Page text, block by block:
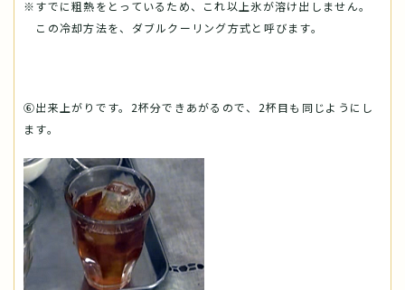
※すでに粗熱をとっているため、これ以上氷が溶け出しません。
この冷却方法を、ダブルクーリング方式と呼びます。
⑥出来上がりです。2杯分できあがるので、2杯目も同じようにし
ます。